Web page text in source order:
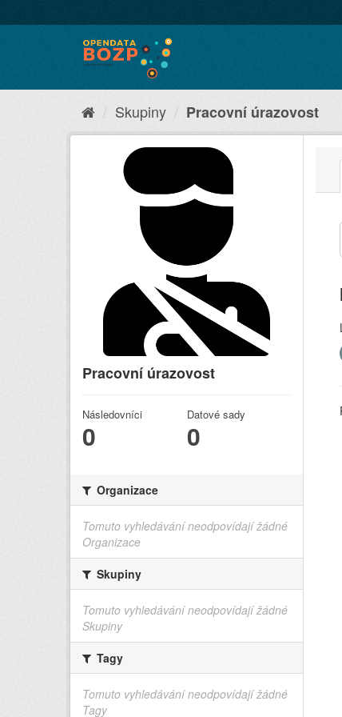
Skupiny Pracovní úrazovost
Pracovní úrazovost
Následovníci
0
Datové sady
0
Organizace
Tomuto vyhledávání neodpovídají žádné
Organizace
Skupiny
Tomuto vyhledávání neodpovídají žádné
Skupiny
Tagy
Tomuto vyhledávání neodpovídají žádné
Tagy